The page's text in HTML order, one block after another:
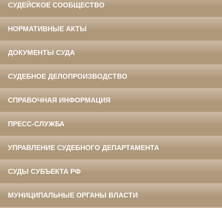
СУДЕЙСКОЕ СООБЩЕСТВО
НОРМАТИВНЫЕ АКТЫ
ДОКУМЕНТЫ СУДА
СУДЕБНОЕ ДЕЛОПРОИЗВОДСТВО
СПРАВОЧНАЯ ИНФОРМАЦИЯ
ПРЕСС-СЛУЖБА
УПРАВЛЕНИЕ СУДЕБНОГО ДЕПАРТАМЕНТА
СУДЫ СУБЪЕКТА РФ
МУНИЦИПАЛЬНЫЕ ОРГАНЫ ВЛАСТИ